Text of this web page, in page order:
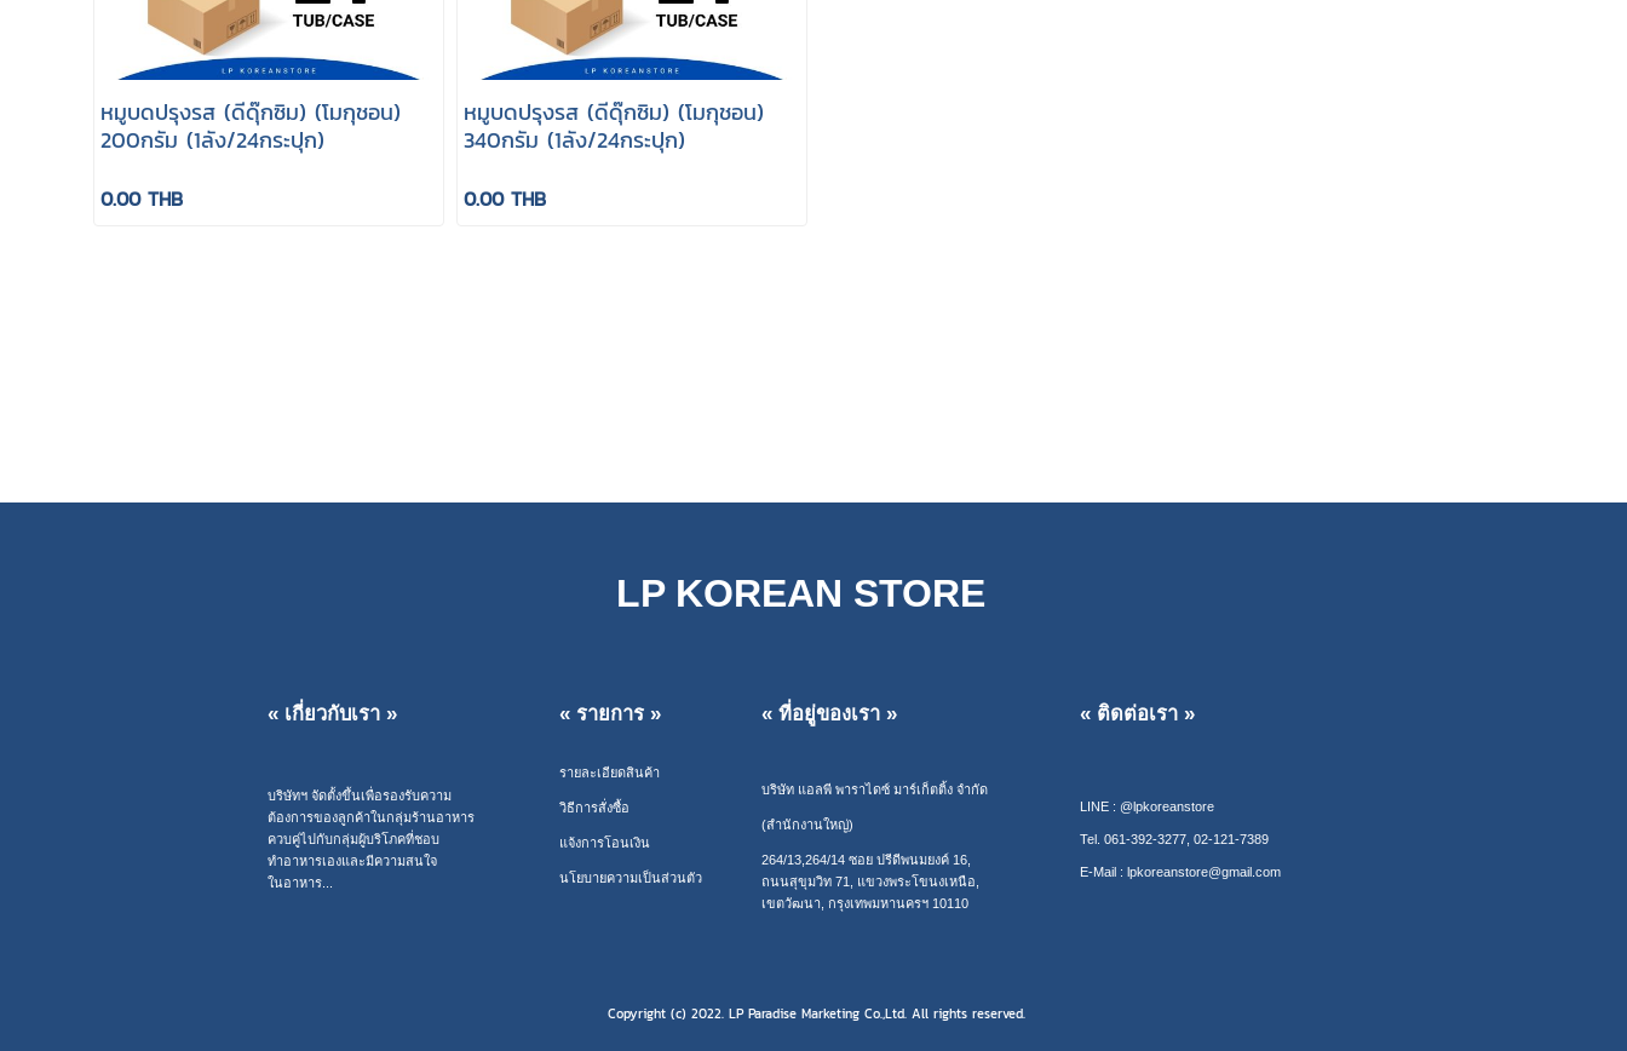
หมูบดปรุงรส (ดีดุ๊กซิม) (โมกุชอน)
200กรัม (1ลัง/24กระปุก)
0.00 THB
หมูบดปรุงรส (ดีดุ๊กซิม) (โมกุชอน)
340กรัม (1ลัง/24กระปุก)
0.00 THB
LP KOREAN STORE
« เกี่ยวกับเรา » « รายการ » « ที่อยู่ของเรา » « ติดต่อเรา »
บริษัทฯ จัดตั้งขึ้นเพื่อรองรับความ
ต้องการของลูกค้าในกลุ่มร้านอาหาร
ควบคู่ไปกับกลุ่มผู้บริโภคที่ชอบ
ทำอาหารเองและมีความสนใจ
ในอาหาร...
รายละเอียดสินค้า
วิธีการสั่งซื้อ
แจ้งการโอนเงิน
นโยบายความเป็นส่วนตัว
บริษัท แอลพี พาราไดซ์ มาร์เก็ตติ้ง จำกัด
(สำนักงานใหญ่)
264/13,264/14 ซอย ปรีดีพนมยงค์ 16,
ถนนสุขุมวิท 71, แขวงพระโขนงเหนือ,
เขตวัฒนา, กรุงเทพมหานครฯ 10110
LINE : @lpkoreanstore
Tel. 061-392-3277, 02-121-7389
E-Mail : lpkoreanstore@gmail.com
Copyright (c) 2022. LP Paradise Marketing Co.,Ltd. All rights reserved.